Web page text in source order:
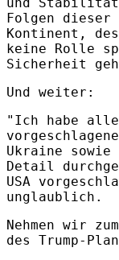
Folgen dieser
Kontinent,
keine Rolle
Sicherheit
Und weiter:
"Ich habe alle
Ukraine sowie
Detail
USA
unglaublich.
Nehmen wir
des Trump-